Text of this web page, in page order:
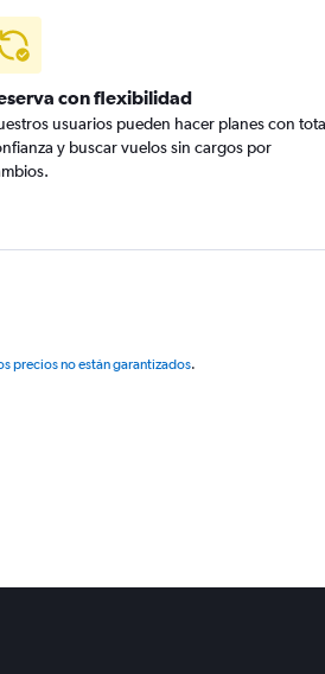
con flexibilidad
usuarios pueden hacer planes con
y buscar vuelos sin cargos por
precios no están garantizados.